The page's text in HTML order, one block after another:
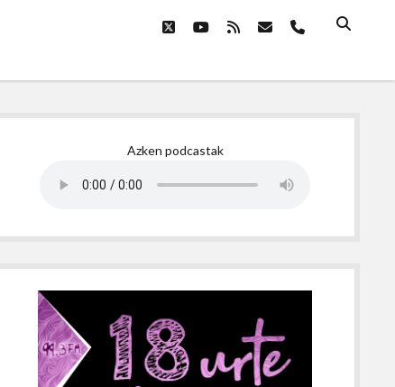
twitteryoutube
rss emailphone
Azken podcastak